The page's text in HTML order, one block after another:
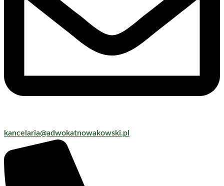
kancelaria@adwokatnowakowski.pl